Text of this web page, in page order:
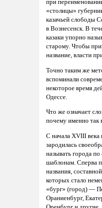
при
«столицы»
казачьей слободы
в Вознесенск. В
казаки упорно
старому. Чтобы
название, власти
Точно таким же
вспоминали
некоторое время
Одессе.
Что же означает
почему именно так
С начала XVIII века
зародилась
называть города
шаблонам. Сперва
названия,
которых стало
«бург» (город) —
Ораниенбург,